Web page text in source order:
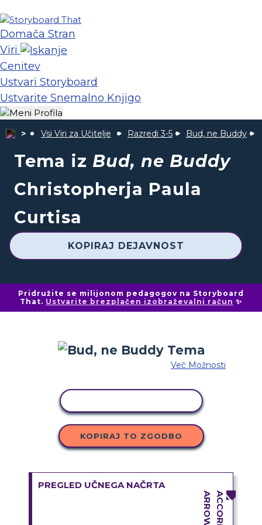
Domača Stran
Viri
Cenitev
Ustvari Storyboard
Ustvarite Snemalno Knjigo
Vsi Viri za Učitelje Razredi 3-5 Bud, ne Buddy
Tema iz Bud, ne Buddy
Christopherja Paula
Curtisa
KOPIRAJ DEJAVNOST
Pridružite se milijonom pedagogov na Storyboard
That. Ustvarite brezplačen izobraževalni račun ✨
Več Možnosti
KOPIRAJ TO ZGODBO
PREGLED UČNEGA NAČRTA